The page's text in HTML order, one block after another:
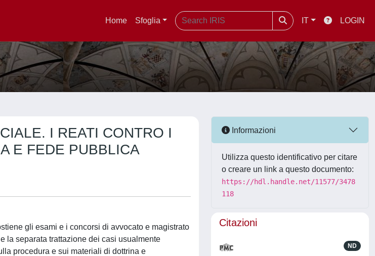
Home Sfoglia IT LOGIN
I REATI CONTRO I
E FEDE PUBBLICA
gli esami e i concorsi di avvocato e magistrato
la separata trattazione dei casi usualmente
procedura e sui materiali di dottrina e
Informazioni
Utilizza questo identificativo per citare
o creare un link a questo documento:
https://hdl.handle.net/11577/3478
118
Citazioni
ND